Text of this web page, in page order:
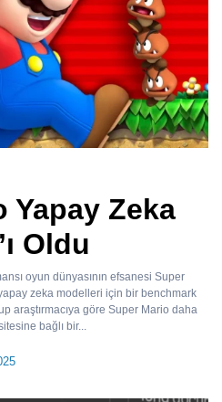
Yapay Zeka
Oldu
oyun dünyasının efsanesi Super
zeka modelleri için bir benchmark
araştırmacıya göre Super Mario daha
bağlı bir...